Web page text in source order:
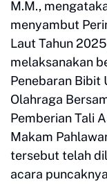
M.M.,
menyambut
Laut Tahun
melaksanakan
Penebaran Bibit
Olahraga
Pemberian Tali
Makam
tersebut telah
acara